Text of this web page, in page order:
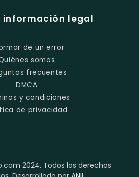
información legal
de un error
somos
frecuentes
DMCA
y condiciones
de privacidad
2024. Todos los derechos